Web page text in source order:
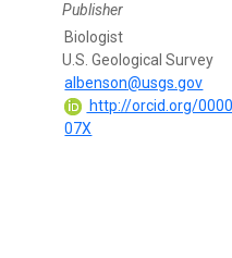
Publisher
Biologist
U.S. Geological Survey
albenson@usgs.gov
http://orcid.org/
07X